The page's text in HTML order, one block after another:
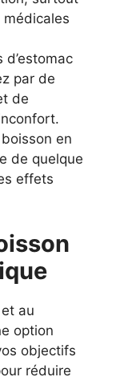
par de
de
en
de quelque
effets
au
option
objectifs
réduire